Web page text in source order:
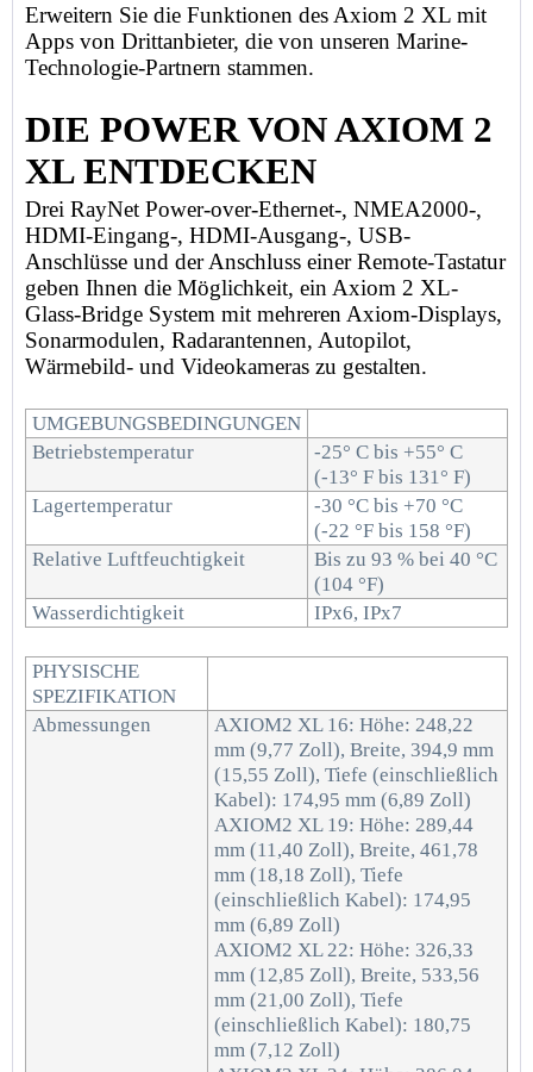
Erweitern Sie die Funktionen des Axiom 2 XL mit
Apps von Drittanbieter, die von unseren Marine-
Technologie-Partnern stammen.
DIE POWER VON AXIOM 2
XL ENTDECKEN
Drei RayNet Power-over-Ethernet-, NMEA2000-,
HDMI-Eingang-, HDMI-Ausgang-, USB-
Anschlüsse und der Anschluss einer Remote-Tastatur
geben Ihnen die Möglichkeit, ein Axiom 2 XL-
Glass-Bridge System mit mehreren Axiom-Displays,
Sonarmodulen, Radarantennen, Autopilot,
Wärmebild- und Videokameras zu gestalten.
UMGEBUNGSBEDINGUNGEN
Betriebstemperatur
-25° C bis +55° C
(-13° F bis 131° F)
Lagertemperatur
-30 °C bis +70 °C
(-22 °F bis 158 °F)
Relative Luftfeuchtigkeit
Bis zu 93 % bei 40 °C
(104 °F)
Wasserdichtigkeit
IPx6, IPx7
PHYSISCHE
SPEZIFIKATION
Abmessungen
AXIOM2 XL 16: Höhe: 248,22
mm (9,77 Zoll), Breite, 394,9 mm
(15,55 Zoll), Tiefe (einschließlich
Kabel): 174,95 mm (6,89 Zoll)
AXIOM2 XL 19: Höhe: 289,44
mm (11,40 Zoll), Breite, 461,78
mm (18,18 Zoll), Tiefe
(einschließlich Kabel): 174,95
mm (6,89 Zoll)
AXIOM2 XL 22: Höhe: 326,33
mm (12,85 Zoll), Breite, 533,56
mm (21,00 Zoll), Tiefe
(einschließlich Kabel): 180,75
mm (7,12 Zoll)